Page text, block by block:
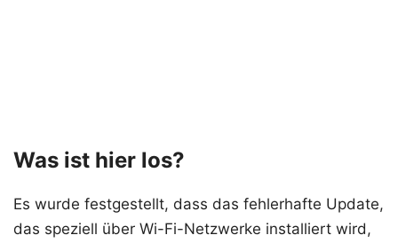
Was ist hier los?
Es wurde festgestellt, dass das fehlerhafte Update,
das speziell über Wi-Fi-Netzwerke installiert wird,